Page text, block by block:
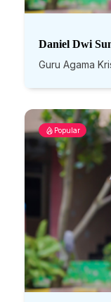
Daniel Dwi
Guru Agama
Popular